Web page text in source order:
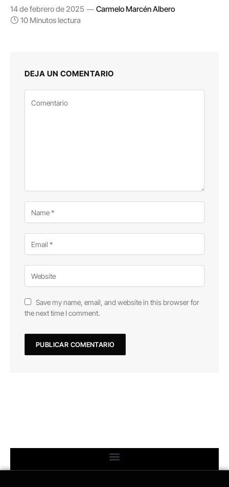
14 de febrero de 2025
Carmelo Marcén Albero
10 Minutos lectura
DEJA UN COMENTARIO
Save my name, email, and website in this browser for
the next time I comment.